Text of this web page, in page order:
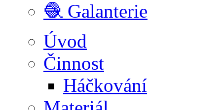
🧶 Galanterie
Úvod
Činnost
Háčkování